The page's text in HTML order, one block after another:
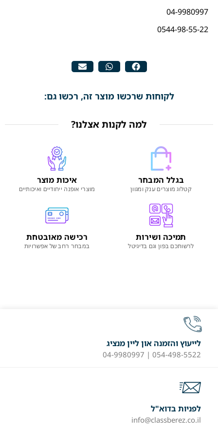
04-9980997
0544-98-55-22
לקוחות שרכשו מוצר זה, רכשו גם:
למה לקנות אצלנו?
בגלל המבחר
קטלוג מוצרים ענק ומגוון
איכות מוצר
מוצרי אופנה ייחודיים ואיכותיים
תמיכה ושירות
לרשותכם בפון וגם בדיגיטל
רכישה מאובטחת
במבחר רחב של אפשרויות
לייעוץ והזמנה און ליין מנציג
054-498-5522 | 04-9980997
לפניות בדוא"ל
info@classberez.co.il